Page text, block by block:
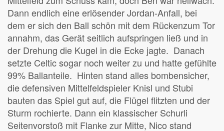
Dann endlich eine erlösender Jordan-Anfall, bei
dem er sich den Ball schön mit dem Rückenzum Tor
annahm, das Gerät seitlich aufspringen ließ und in
der Drehung die Kugel in die Ecke jagte. Danach
setzte Celtic sogar noch weiter zu und hatte gefühlte
99% Ballanteile. Hinten stand alles bombensicher,
die defensiven Mittelfeldspieler Knisl und Stubi
bauten das Spiel gut auf, die Flügel flitzten und der
Sturm rochierte. Dann ein klassischer Schurli
Seitenvorstoß mit Flanke zur Mitte, Nico stand